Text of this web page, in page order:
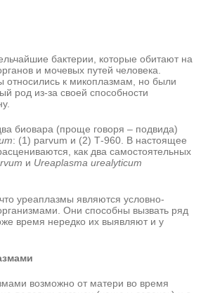
бактерии, которые обитают на
и мочевых путей человека.
относились к микоплазмам, но были
род из-за своей способности
биовара (проще говоря – подвида)
: (1) parvum и (2) Т-960. В настоящее
как два самостоятельных
и Ureaplasma urealyticum
уреаплазмы являются условно-
Они способны вызвать ряд
время нередко их выявляют и у
возможно от матери во время